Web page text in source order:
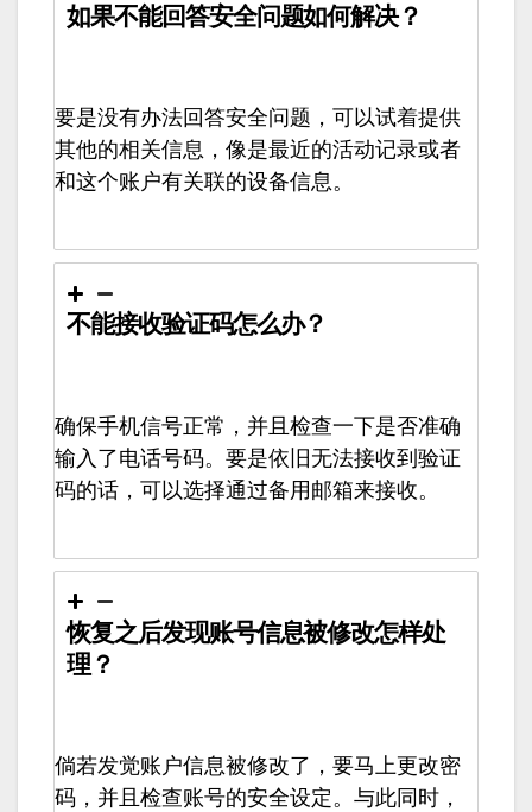
如果不能回答安全问题如何解决？
要是没有办法回答安全问题，可以试着提供
其他的相关信息，像是最近的活动记录或者
和这个账户有关联的设备信息。
不能接收验证码怎么办？
确保手机信号正常，并且检查一下是否准确
输入了电话号码。要是依旧无法接收到验证
码的话，可以选择通过备用邮箱来接收。
恢复之后发现账号信息被修改怎样处
理？
倘若发觉账户信息被修改了，要马上更改密
码，并且检查账号的安全设定。与此同时，